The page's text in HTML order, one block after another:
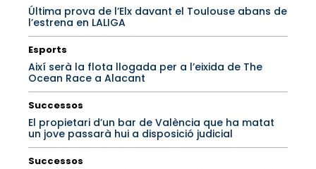
Última prova de l’Elx davant el Toulouse abans de
l’estrena en LALIGA
Esports
Així serà la flota llogada per a l’eixida de The
Ocean Race a Alacant
Successos
El propietari d’un bar de València que ha matat
un jove passarà hui a disposició judicial
Successos